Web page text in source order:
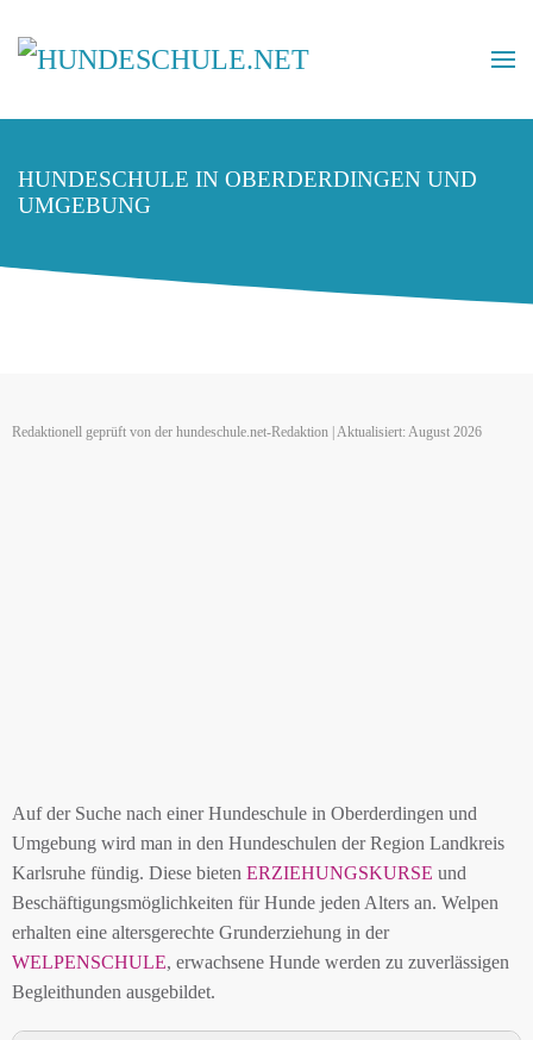
HUNDESCHULE IN OBERDERDINGEN UND
UMGEBUNG
Redaktionell geprüft von der hundeschule.net-Redaktion | Aktualisiert: August 2026
Auf der Suche nach einer Hundeschule in Oberderdingen und
Umgebung wird man in den Hundeschulen der Region Landkreis
Karlsruhe fündig. Diese bieten ERZIEHUNGSKURSE und
Beschäftigungsmöglichkeiten für Hunde jeden Alters an. Welpen
erhalten eine altersgerechte Grunderziehung in der
WELPENSCHULE, erwachsene Hunde werden zu zuverlässigen
Begleithunden ausgebildet.